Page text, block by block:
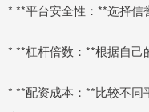
* **平台安全性：**选择信
* **杠杆倍数：**根据自己
* **配资成本：**比较不